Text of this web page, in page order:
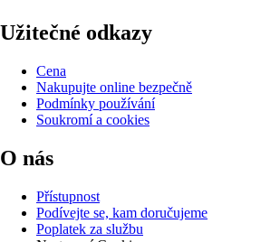
Užitečné odkazy
Cena
Nakupujte online bezpečně
Podmínky používání
Soukromí a cookies
O nás
Přístupnost
Podívejte se, kam doručujeme
Poplatek za službu